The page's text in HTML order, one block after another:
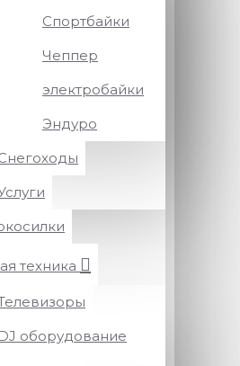
Спортбайки
Чеппер
электробайки
Эндуро
техника
DJ оборудование